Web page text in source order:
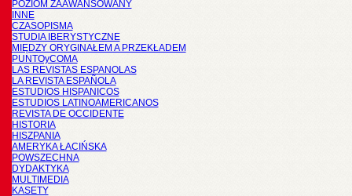
POZIOM ZAAWANSOWANY
INNE
CZASOPISMA
STUDIA IBERYSTYCZNE
MIĘDZY ORYGINAŁEM A PRZEKŁADEM
PUNTOyCOMA
LAS REVISTAS ESPANOLAS
LA REVISTA ESPAÑOLA
ESTUDIOS HISPANICOS
ESTUDIOS LATINOAMERICANOS
REVISTA DE OCCIDENTE
HISTORIA
HISZPANIA
AMERYKA ŁACIŃSKA
POWSZECHNA
DYDAKTYKA
MULTIMEDIA
KASETY